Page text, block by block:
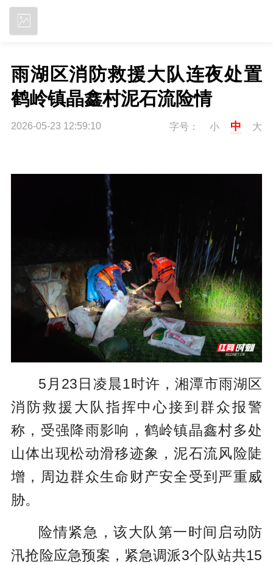
雨湖区消防救援大队连夜处置
鹤岭镇晶鑫村泥石流险情
2026-05-23 12:59:10 字号： 小 中 大
5月23日凌晨1时许，湘潭市雨湖区
消防救援大队指挥中心接到群众报警
称，受强降雨影响，鹤岭镇晶鑫村多处
山体出现松动滑移迹象，泥石流风险陡
增，周边群众生命财产安全受到严重威
胁。
险情紧急，该大队第一时间启动防
汛抢险应急预案，紧急调派3个队站共15